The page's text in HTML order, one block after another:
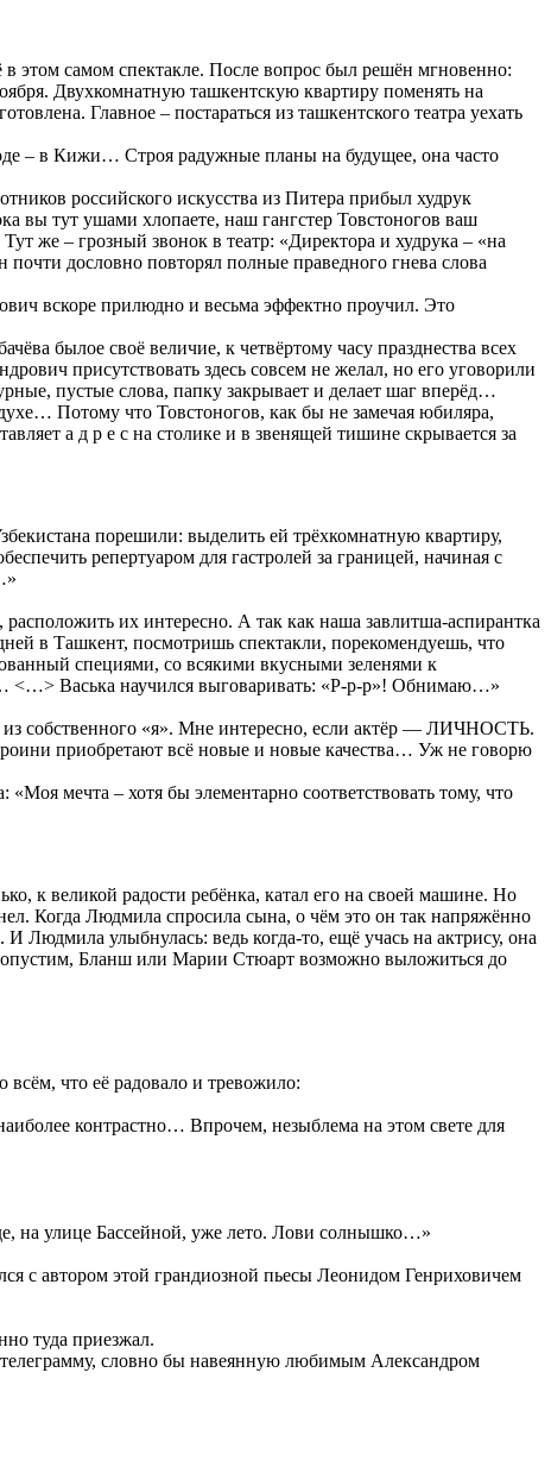
этом самом спектакле. После вопрос был решён мгновенно:
Двухкомнатную ташкентскую квартиру поменять на
Главное – постараться из ташкентского театра уехать
– в Кижи… Строя радужные планы на будущее, она часто
российского искусства из Питера прибыл худрук
вы тут ушами хлопаете, наш гангстер Товстоногов ваш
же – грозный звонок в театр: «Директора и худрука – «на
дословно повторял полные праведного гнева слова
вскоре прилюдно и весьма эффектно проучил. Это
былое своё величие, к четвёртому часу празднества всех
присутствовать здесь совсем не желал, но его уговорили
пустые слова, папку закрывает и делает шаг вперёд…
Потому что Товстоногов, как бы не замечая юбиляра,
а д р е с на столике и в звенящей тишине скрывается за
порешили: выделить ей трёхкомнатную квартиру,
репертуаром для гастролей за границей, начиная с
их интересно. А так как наша завлитша-аспирантка
в Ташкент, посмотришь спектакли, порекомендуешь, что
специями, со всякими вкусными зеленями к
<…> Васька научился выговаривать: «Р-р-р»! Обнимаю…»
из собственного «я». Мне интересно, если актёр — ЛИЧНОСТЬ.
приобретают всё новые и новые качества… Уж не говорю
мечта – хотя бы элементарно соответствовать тому, что
к великой радости ребёнка, катал его на своей машине. Но
Когда Людмила спросила сына, о чём это он так напряжённо
Людмила улыбнулась: ведь когда-то, ещё учась на актрису, она
Бланш или Марии Стюарт возможно выложиться до
что её радовало и тревожило:
контрастно… Впрочем, незыблема на этом свете для
на улице Бассейной, уже лето. Лови солнышко…»
с автором этой грандиозной пьесы Леонидом Генриховичем
туда приезжал.
телеграмму, словно бы навеянную любимым Александром